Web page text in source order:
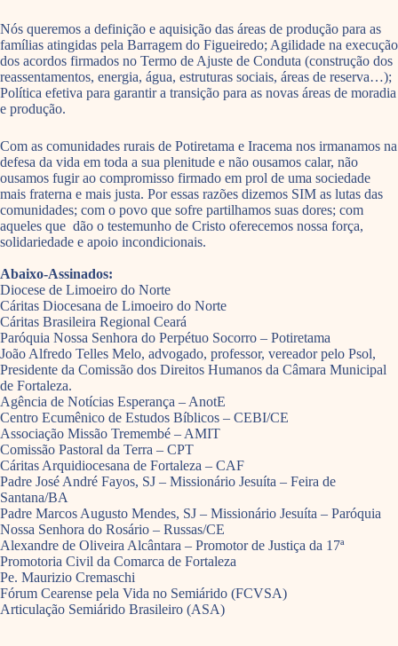
Nós queremos a definição e aquisição das áreas de produção para as
famílias atingidas pela Barragem do Figueiredo; Agilidade na execução
dos acordos firmados no Termo de Ajuste de Conduta (construção dos
reassentamentos, energia, água, estruturas sociais, áreas de reserva…);
Política efetiva para garantir a transição para as novas áreas de moradia
e produção.
Com as comunidades rurais de Potiretama e Iracema nos irmanamos na
defesa da vida em toda a sua plenitude e não ousamos calar, não
ousamos fugir ao compromisso firmado em prol de uma sociedade
mais fraterna e mais justa. Por essas razões dizemos SIM as lutas das
comunidades; com o povo que sofre partilhamos suas dores; com
aqueles que dão o testemunho de Cristo oferecemos nossa força,
solidariedade e apoio incondicionais.
Abaixo-Assinados:
Diocese de Limoeiro do Norte
Cáritas Diocesana de Limoeiro do Norte
Cáritas Brasileira Regional Ceará
Paróquia Nossa Senhora do Perpétuo Socorro – Potiretama
João Alfredo Telles Melo, advogado, professor, vereador pelo Psol,
Presidente da Comissão dos Direitos Humanos da Câmara Municipal
de Fortaleza.
Agência de Notícias Esperança – AnotE
Centro Ecumênico de Estudos Bíblicos – CEBI/CE
Associação Missão Tremembé – AMIT
Comissão Pastoral da Terra – CPT
Cáritas Arquidiocesana de Fortaleza – CAF
Padre José André Fayos, SJ – Missionário Jesuíta – Feira de
Santana/BA
Padre Marcos Augusto Mendes, SJ – Missionário Jesuíta – Paróquia
Nossa Senhora do Rosário – Russas/CE
Alexandre de Oliveira Alcântara – Promotor de Justiça da 17ª
Promotoria Civil da Comarca de Fortaleza
Pe. Maurizio Cremaschi
Fórum Cearense pela Vida no Semiárido (FCVSA)
Articulação Semiárido Brasileiro (ASA)